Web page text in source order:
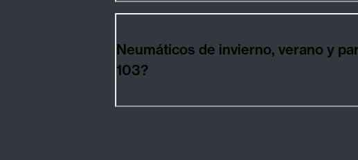
Neumáticos de invierno, verano y para
103?